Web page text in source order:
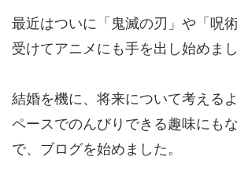
最近はついに「鬼滅の刃」や「呪
受けてアニメにも手を出し始めま
結婚を機に、将来について考える
ペースでのんびりできる趣味にも
で、ブログを始めました。